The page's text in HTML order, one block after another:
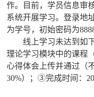
作。目前，学员信息审
系统开展学习。登录地
为学号，初始密码为
线上学习未达到如下
理论学习模块中的课程
心得体会上传并通过（
30%）；③完成时间：